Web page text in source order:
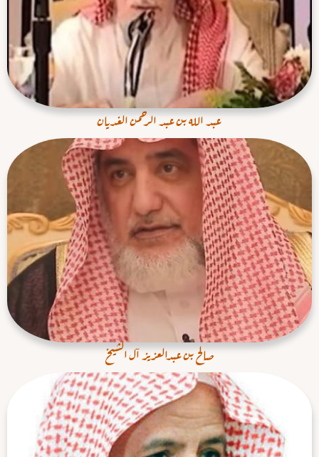
عبد الله بن عبد الرحمن الغديان
صالح بن عبدالعزيز آل الشيخ